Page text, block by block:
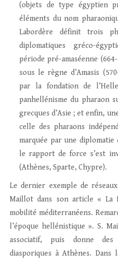
(objets de type égyptien
éléments du nom
Labordère définit trois
diplomatiques gréco-
période pré-amaséenne
sous le règne d’Amasis
par la fondation de
panhellénisme du pharaon
grecques d’Asie ; et enfin,
celle des pharaons
marquée par une diplomatie
le rapport de force s’est
(Athènes, Sparte, Chypre).
Le dernier exemple de
Maillot dans son article « La
mobilité méditerranéens.
l’époque hellénistique ». S.
associatif, puis donne
diasporiques à Athènes.